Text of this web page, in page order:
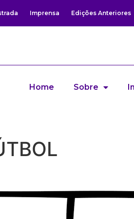
Imprensa Edições Anteriores
Home Sobre